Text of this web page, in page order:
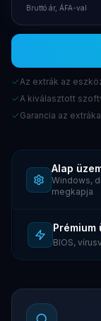
Bruttó ár, ÁFA-val
Az extrák az
A kiválasztott
Garancia az
Alap
Windows,
megkapja
Prémium
BIOS,